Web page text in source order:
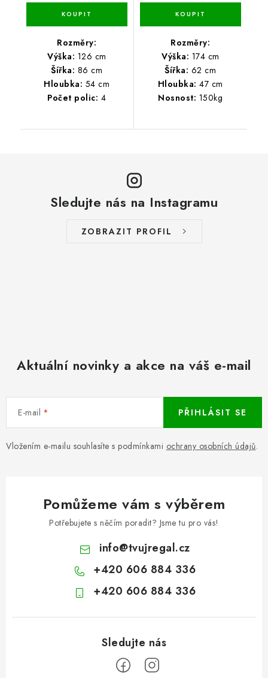
Rozměry:
Výška: 126 cm
Šířka: 86 cm
Hloubka: 54 cm
Počet polic: 4
Rozměry:
Výška: 174 cm
Šířka: 62 cm
Hloubka: 47 cm
Nosnost: 150kg
Sledujte nás na Instagramu
ZOBRAZIT PROFIL
Aktuální novinky a akce na váš e-mail
E-mail
Vložením e-mailu souhlasíte s podmínkami ochrany osobních údajů.
PŘIHLÁSIT SE
Pomůžeme vám s výběrem
Potřebujete s něčím poradit? Jsme tu pro vás!
info@tvujregal.cz
+420 606 884 336
+420 606 884 336